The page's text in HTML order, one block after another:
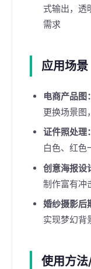
式输出，透
需求
应用场景
电商产品图：
更换场景图
证件照处理：
白色、红色
创意海报设
制作富有冲
婚纱摄影后
实现梦幻背
使用方